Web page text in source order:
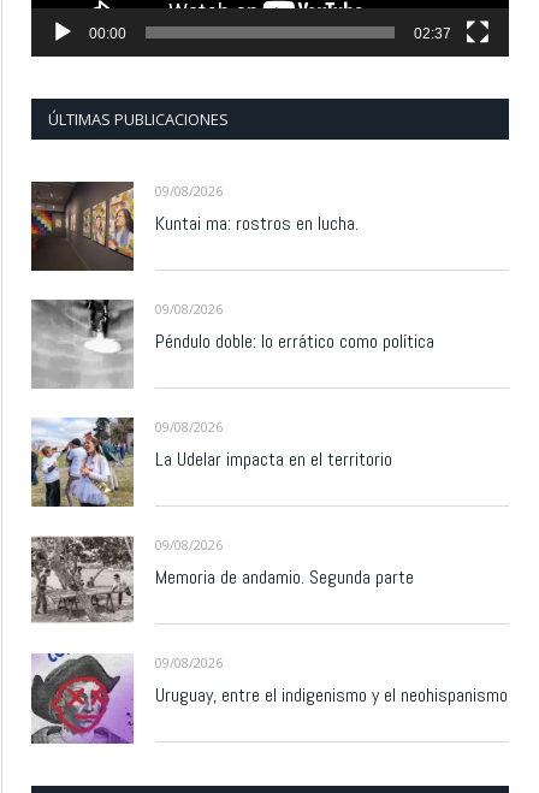
00:00 02:37
ÚLTIMAS PUBLICACIONES
09/08/2026
Kuntai ma: rostros en lucha.
09/08/2026
Péndulo doble: lo errático como política
09/08/2026
La Udelar impacta en el territorio
09/08/2026
Memoria de andamio. Segunda parte
09/08/2026
Uruguay, entre el indigenismo y el neohispanismo